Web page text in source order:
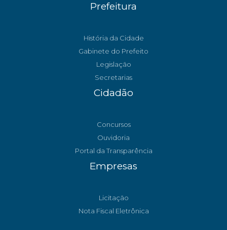
Prefeitura
História da Cidade
Gabinete do Prefeito
Legislação
Secretarias
Cidadão
Concursos
Ouvidoria
Portal da Transparência
Empresas
Licitação
Nota Fiscal Eletrônica